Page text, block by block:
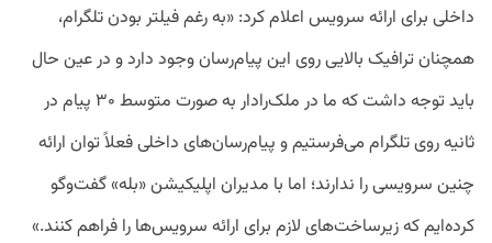
داخلی برای ارائه سرویس اعلام کرد: «به رغم فیلتر بودن تلگرام،
همچنان ترافیک بالایی روی این پیام‌رسان وجود دارد و در عین حال
باید توجه داشت که ما در ملک‌رادار به صورت متوسط ۳۰ پیام در
ثانیه روی تلگرام می‌فرستیم و پیام‌رسان‌های داخلی فعلاً توان ارائه
چنین سرویسی را ندارند؛ اما با مدیران اپلیکیشن «بله» گفت‌وگو
کرده‌ایم که زیرساخت‌های لازم برای ارائه سرویس‌ها را فراهم کنند.»